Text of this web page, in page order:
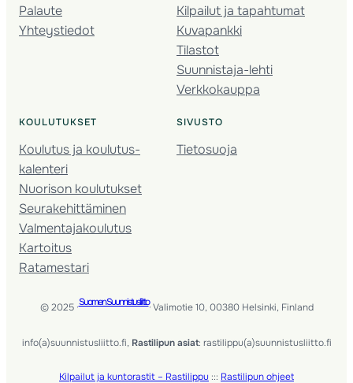
Palaute
Yhteystiedot
Kilpailut ja tapahtumat
Kuvapankki
Tilastot
Suunnistaja-lehti
Verkkokauppa
KOULUTUKSET
Koulutus ja koulutus­
kalenteri
Nuorison koulutukset
Seura­kehittäminen
Valmentaja­koulutus
Kartoitus
Ratamestari
SIVUSTO
Tietosuoja
© 2025 ·Suomen Suunnistusliitto· Valimotie 10, 00380 Helsinki, Finland
info(a)suunnistusliitto.fi, Rastilipun asiat: rastilippu(a)suunnistusliitto.fi
Kilpailut ja kuntorastit – Rastilippu ::: Rastilipun ohjeet